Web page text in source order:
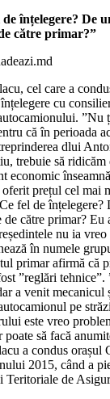
înțelegere? De
către primar?”
cel care a
cu
”Nu
că în perioada
dlui
trebuie să ridicăm
economic
oferit prețul cel mai
fel de
de către primar? Eu
nu ia
în numele
primar afirmă că
”reglări tehnice”.
a venit
pe
este vreo
să facă
a condus orașul
2015, când a
Teritoriale de